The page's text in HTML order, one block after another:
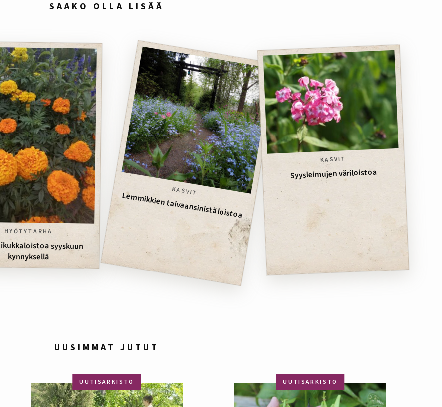
SAAKO OLLA LISÄÄ
HYÖTYTARHA
syyskuun
kynnyksellä
KASVIT
Lemmikkien taivaansinistä loistoa
KASVIT
Syysleimujen väriloistoa
UUSIMMAT JUTUT
UUTISARKISTO UUTISARKISTO